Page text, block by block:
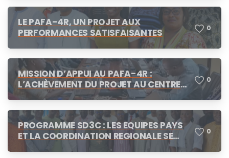
LE PAFA-4R, UN PROJET AUX
PERFORMANCES SATISFAISANTES
0
MISSION D’APPUI AU PAFA-4R :
L’ACHÈVEMENT DU PROJET AU CENTRE
DES CONCERTATIONS
0
PROGRAMME SD3C : LES EQUIPES PAYS
ET LA COORDINATION REGIONALE SE
CONCERTENT A N’DJAMENA
0